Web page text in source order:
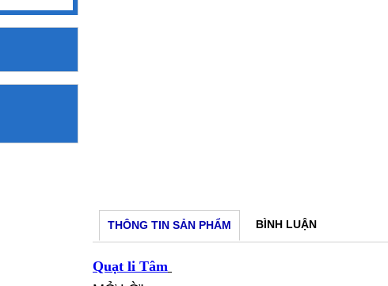
THÔNG TIN SẢN PHẨM BÌNH LUẬN
Quạt li Tâm